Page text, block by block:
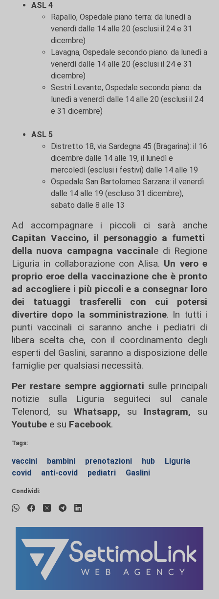
ASL 4
Rapallo, Ospedale piano terra: da lunedì a
venerdì dalle 14 alle 20 (esclusi il 24 e 31
dicembre)
Lavagna, Ospedale secondo piano: da lunedì a
venerdì dalle 14 alle 20 (esclusi il 24 e 31
dicembre)
Sestri Levante, Ospedale secondo piano: da
lunedì a venerdì dalle 14 alle 20 (esclusi il 24
e 31 dicembre)
ASL 5
Distretto 18, via Sardegna 45 (Bragarina): il 16
dicembre dalle 14 alle 19, il lunedì e
mercoledì (esclusi i festivi) dalle 14 alle 19
Ospedale San Bartolomeo Sarzana: il venerdì
dalle 14 alle 19 (escluso 31 dicembre),
sabato dalle 8 alle 13
Ad accompagnare i piccoli ci sarà anche
Capitan Vaccino, il personaggio a fumetti
della nuova campagna vaccinale di Regione
Liguria in collaborazione con Alisa. Un vero e
proprio eroe della vaccinazione che è pronto
ad accogliere i più piccoli e a consegnar loro
dei tatuaggi trasferelli con cui potersi
divertire dopo la somministrazione. In tutti i
punti vaccinali ci saranno anche i pediatri di
libera scelta che, con il coordinamento degli
esperti del Gaslini, saranno a disposizione delle
famiglie per qualsiasi necessità.
Per restare sempre aggiornati sulle principali
notizie sulla Liguria seguiteci sul canale
Telenord, su
Whatsapp, su Instagram, su
Youtube e su Facebook.
Tags:
vaccini bambini prenotazioni hub
Liguria
covid
anti-covid pediatri Gaslini
Condividi: